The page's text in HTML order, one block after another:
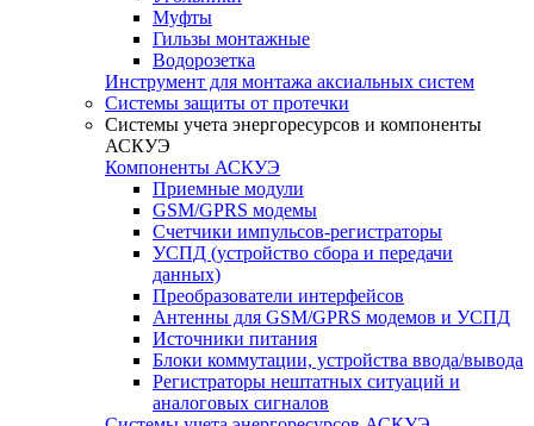
Муфты
Гильзы монтажные
Водорозетка
Инструмент для монтажа аксиальных систем
Системы защиты от протечки
Системы учета энергоресурсов и компоненты
АСКУЭ
Компоненты АСКУЭ
Приемные модули
GSM/GPRS модемы
Счетчики импульсов-регистраторы
УСПД (устройство сбора и передачи
данных)
Преобразователи интерфейсов
Антенны для GSM/GPRS модемов и УСПД
Источники питания
Блоки коммутации, устройства ввода/вывода
Регистраторы нештатных ситуаций и
аналоговых сигналов